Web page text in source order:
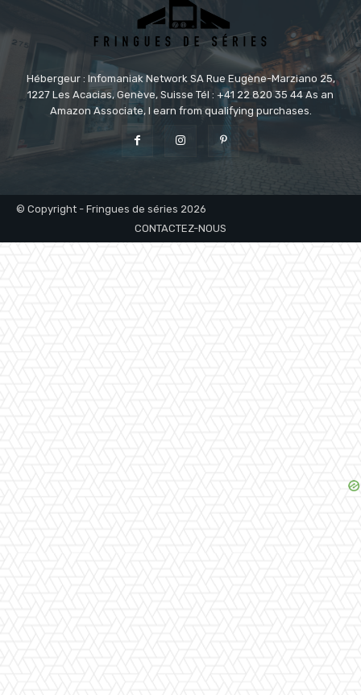
Hébergeur : Infomaniak Network SA Rue Eugène-Marziano 25,
1227 Les Acacias, Genève, Suisse Tél : +41 22 820 35 44 As an
Amazon Associate, I earn from qualifying purchases.
© Copyright - Fringues de séries 2026
CONTACTEZ-NOUS